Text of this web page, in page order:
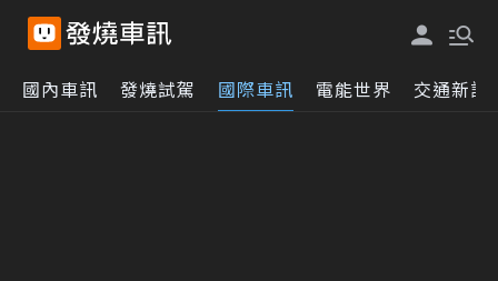
國內車訊 發燒試駕 國際車訊 電能世界 交通新訊